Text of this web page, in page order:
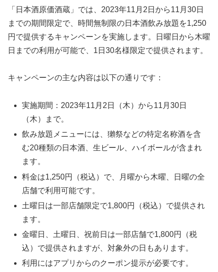
「日本酒原価酒蔵」では、2023年11月2日から11月30日
までの期間限定で、時間無制限の日本酒飲み放題を1,250
円で提供するキャンペーンを実施します。日曜日から木曜
日までの利用が可能で、1日30名様限定で提供されます。
キャンペーンの主な内容は以下の通りです：
実施期間：2023年11月2日（木）から11月30日
（木）まで。
飲み放題メニューには、獺祭などの特定名称酒を含
む20種類の日本酒、生ビール、ハイボールが含まれ
ます。
料金は1,250円（税込）で、月曜から木曜、日曜の全
店舗で利用可能です。
土曜日は一部店舗限定で1,800円（税込）で提供され
ます。
金曜日、土曜日、祝前日は一部店舗で1,800円（税
込）で提供されますが、対象外の日もあります。
利用にはアプリからのクーポン提示が必要です。